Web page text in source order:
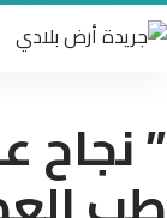
” نجاح